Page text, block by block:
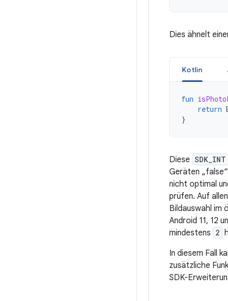
Dies ähnelt
Kotlin
fun
return
}
Diese SDK_INT
Geräten
nicht optimal
prüfen. Auf
Bildauswahl im
Android 11, 12
mindestens 2
In diesem Fall
zusätzliche
SDK-